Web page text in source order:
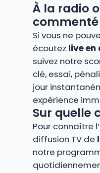
À la radio
commenté
Si vous ne
écoutez live en
suivez notre
clé, essai,
jour
expérience
Sur quelle
Pour connaître
diffusion TV de
notre